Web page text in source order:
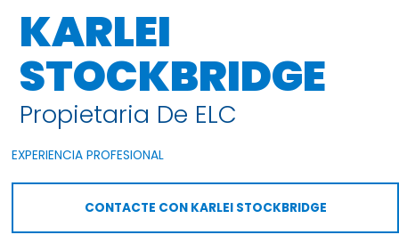
KARLEI
STOCKBRIDGE
Propietaria De ELC
EXPERIENCIA PROFESIONAL
CONTACTE CON KARLEI STOCKBRIDGE